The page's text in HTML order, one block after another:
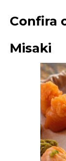
Confira
Misaki